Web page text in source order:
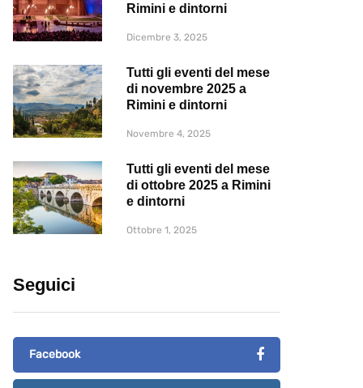
Rimini e dintorni
Dicembre 3, 2025
Tutti gli eventi del mese
di novembre 2025 a
Rimini e dintorni
Novembre 4, 2025
Tutti gli eventi del mese
di ottobre 2025 a Rimini
e dintorni
Ottobre 1, 2025
Seguici
Facebook